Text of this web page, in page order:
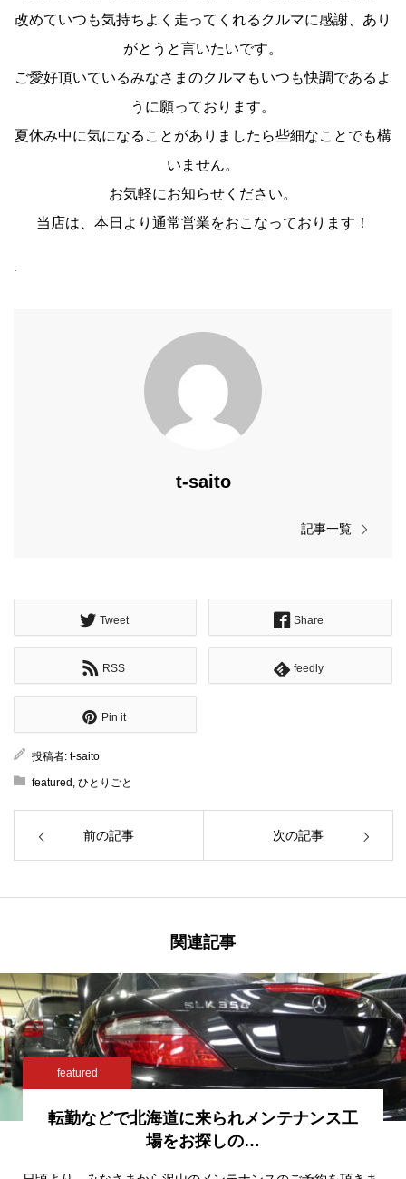
改めていつも気持ちよく走ってくれるクルマに感謝、あり
がとうと言いたいです。
ご愛好頂いているみなさまのクルマもいつも快調であるよ
うに願っております。
夏休み中に気になることがありましたら些細なことでも構
いません。
お気軽にお知らせください。
当店は、本日より通常営業をおこなっております！
t-saito
記事一覧
Tweet Share
RSS feedly
Pin it
投稿者: t-saito
featured ひとりごと
前の記事 次の記事
関連記事
featured
転勤などで北海道に来られメンテナンス工
場をお探しの…